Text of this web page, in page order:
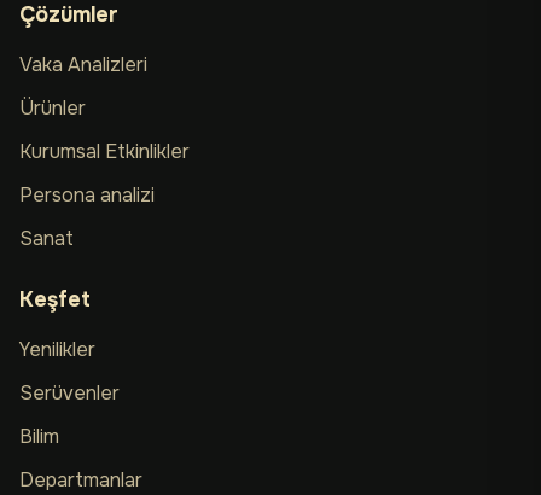
Çözümler
Vaka Analizleri
Ürünler
Kurumsal Etkinlikler
Persona analizi
Sanat
Keşfet
Yenilikler
Serüvenler
Bilim
Departmanlar